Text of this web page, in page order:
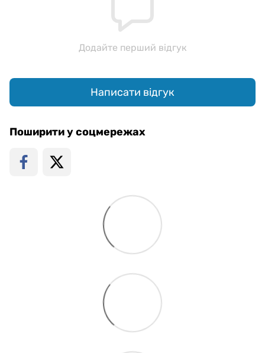
Додайте перший відгук
Написати відгук
Поширити у соцмережах